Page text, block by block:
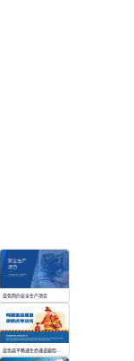
蓝色简约安全生产项目